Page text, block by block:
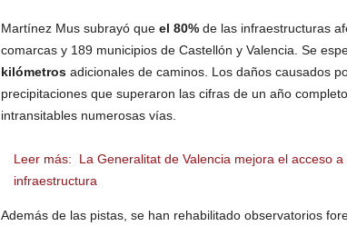
Martínez Mus subrayó que el 80%de las infraestructuras
comarcas y 189 municipios de Castellón y Valencia. Se
kilómetrosadicionales de caminos. Los daños causados
precipitaciones que superaron las cifras de un año
intransitables numerosas vías.
Leer más:
La Generalitat de Valencia mejora el acceso
infraestructura
Además de las pistas, se han rehabilitado observatorios